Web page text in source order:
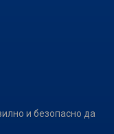
и безопасно да